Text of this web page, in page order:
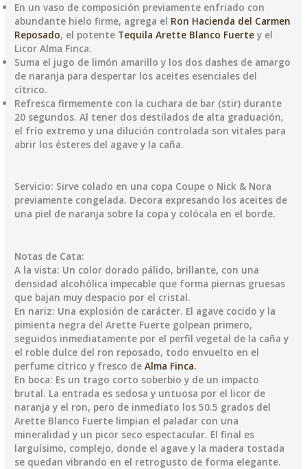
En un vaso de composición previamente enfriado con
abundante hielo firme, agrega el Ron Hacienda del Carmen
Reposado, el potente Tequila Arette Blanco Fuerte y el
Licor Alma Finca.
Suma el jugo de limón amarillo y los dos dashes de amargo
de naranja para despertar los aceites esenciales del
cítrico.
Refresca firmemente con la cuchara de bar (stir) durante
20 segundos. Al tener dos destilados de alta graduación,
el frío extremo y una dilución controlada son vitales para
abrir los ésteres del agave y la caña.
Servicio: Sirve colado en una copa Coupe o Nick & Nora
previamente congelada. Decora expresando los aceites de
una piel de naranja sobre la copa y colócala en el borde.
Notas de Cata:
A la vista: Un color dorado pálido, brillante, con una
densidad alcohólica impecable que forma piernas gruesas
que bajan muy despacio por el cristal.
En nariz: Una explosión de carácter. El agave cocido y la
pimienta negra del Arette Fuerte golpean primero,
seguidos inmediatamente por el perfil vegetal de la caña y
el roble dulce del ron reposado, todo envuelto en el
perfume cítrico y fresco deAlma Finca.
En boca: Es un trago corto soberbio y de un impacto
brutal. La entrada es sedosa y untuosa por el licor de
naranja y el ron, pero de inmediato los 50.5 grados del
Arette Blanco Fuerte limpian el paladar con una
mineralidad y un picor seco espectacular. El final es
larguísimo, complejo, donde el agave y la madera tostada
se quedan vibrando en el retrogusto de forma elegante.